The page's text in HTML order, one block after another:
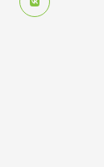
new
in